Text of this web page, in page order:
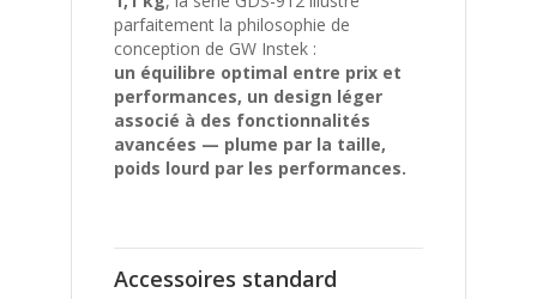
parfaitement la philosophie de
conception de GW Instek :
un équilibre optimal entre prix et
performances, un design léger
associé à des fonctionnalités
avancées — plume par la taille,
poids lourd par les performances.
Accessoires standard